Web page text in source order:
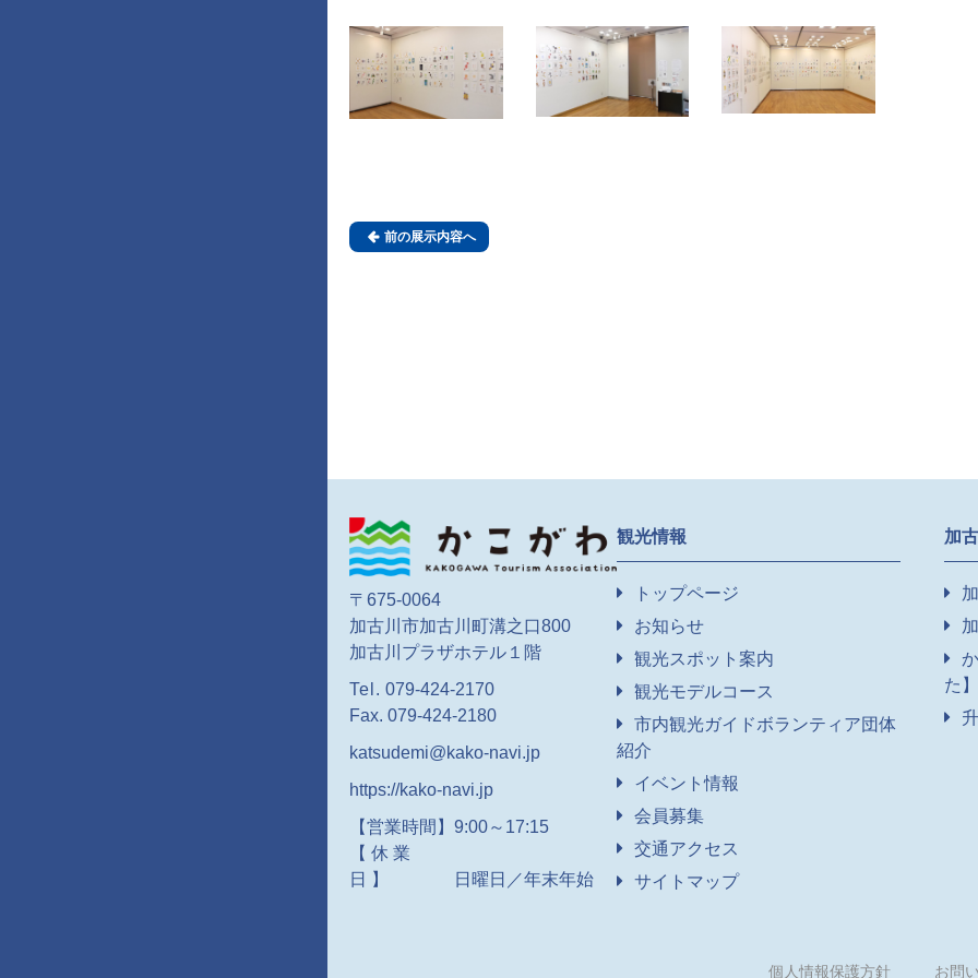
 前の展示内容へ
〒675-0064
加古川市加古川町溝之口800
加古川プラザホテル１階
Tel. 079-424-2170
Fax. 079-424-2180
katsudemi@kako-navi.jp
https://kako-navi.jp
【営業時間】9:00～17:15
【休業
日】
日曜日／年末年始
観光情報
トップページ
お知らせ
観光スポット案内
観光モデルコース
市内観光ガイドボランティア団体
紹介
イベント情報
会員募集
交通アクセス
サイトマップ
加
た】
個人情報保護方針 お問